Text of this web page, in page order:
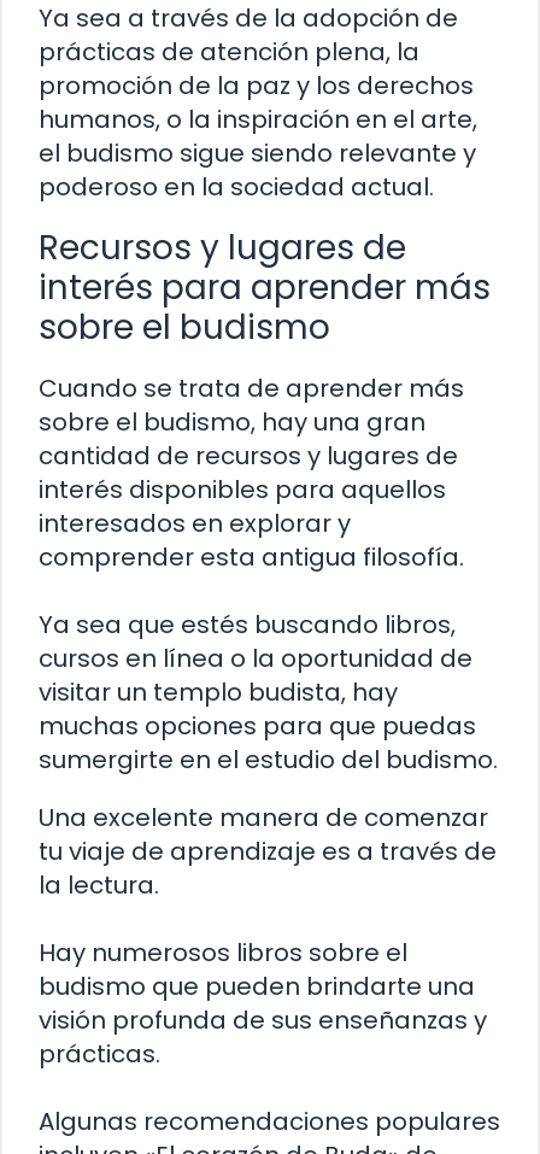
Ya sea a través de la adopción de
prácticas de atención plena, la
promoción de la paz y los derechos
humanos, o la inspiración en el arte,
el budismo sigue siendo relevante y
poderoso en la sociedad actual.
Recursos y lugares de
interés para aprender más
sobre el budismo
Cuando se trata de aprender más
sobre el budismo, hay una gran
cantidad de recursos y lugares de
interés disponibles para aquellos
interesados en explorar y
comprender esta antigua filosofía.
Ya sea que estés buscando libros,
cursos en línea o la oportunidad de
visitar un templo budista, hay
muchas opciones para que puedas
sumergirte en el estudio del budismo.
Una excelente manera de comenzar
tu viaje de aprendizaje es a través de
la lectura.
Hay numerosos libros sobre el
budismo que pueden brindarte una
visión profunda de sus enseñanzas y
prácticas.
Algunas recomendaciones populares